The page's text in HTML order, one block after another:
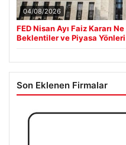
04/08/2026
FED Nisan Ayı Faiz Kararı
Beklentiler ve Piyasa Yönleri
Son Eklenen Firmalar